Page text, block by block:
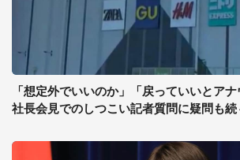
「想定外でいいのか」「戻っていいとア
社長会見でのしつこい記者質問に疑問も続